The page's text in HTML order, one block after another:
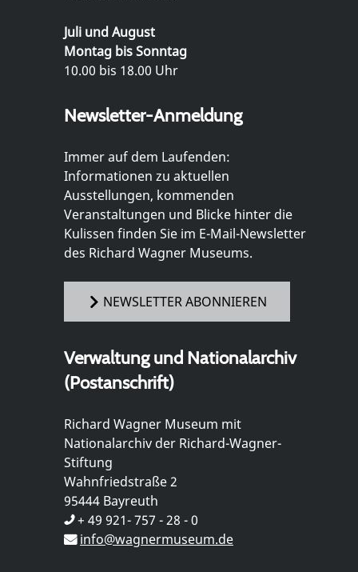
Juli und August
Montag bis Sonntag
10.00 bis 18.00 Uhr
Newsletter-Anmeldung
Immer auf dem Laufenden:
Informationen zu aktuellen
Ausstellungen, kommenden
Veranstaltungen und Blicke hinter die
Kulissen finden Sie im E-Mail-Newsletter
des Richard Wagner Museums.
NEWSLETTER ABONNIEREN
Verwaltung und Nationalarchiv
(Postanschrift)
Richard Wagner Museum mit
Nationalarchiv der Richard-Wagner-
Stiftung
Wahnfriedstraße 2
95444 Bayreuth
+ 49 921- 757 - 28 - 0
info@wagnermuseum.de